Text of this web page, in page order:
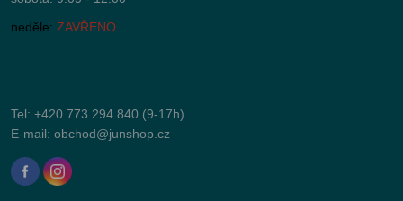
neděle: ZAVŘENO
Tel: +420 773 294 840 (9-17h)
E-mail: obchod@junshop.cz